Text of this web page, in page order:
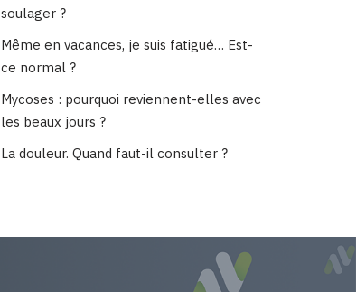
soulager ?
Même en vacances, je suis fatigué… Est-
ce normal ?
Mycoses : pourquoi reviennent-elles avec
les beaux jours ?
La douleur. Quand faut-il consulter ?